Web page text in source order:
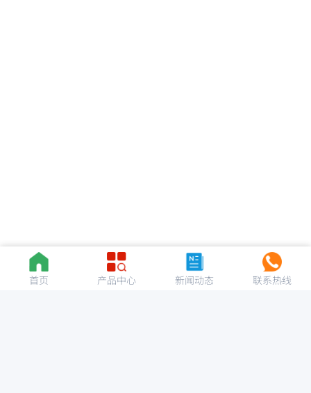
首页 产品中心 新闻动态 联系热线